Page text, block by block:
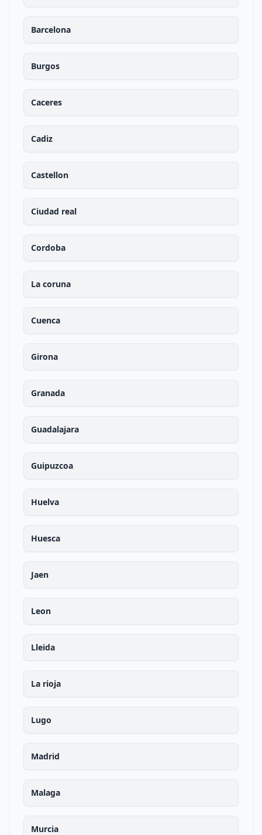
Barcelona
Burgos
Caceres
Cadiz
Castellon
Ciudad real
Cordoba
La coruna
Cuenca
Girona
Granada
Guadalajara
Guipuzcoa
Huelva
Huesca
Jaen
Leon
Lleida
La rioja
Lugo
Madrid
Malaga
Murcia